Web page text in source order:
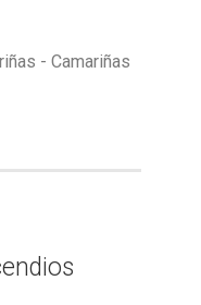
- Camariñas